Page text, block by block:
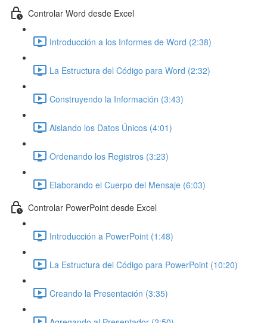
Controlar Word desde Excel
Introducción a los Informes de Word (2:38)
La Estructura del Código para Word (2:32)
Construyendo la Información (3:43)
Aislando los Datos Únicos (4:01)
Ordenando los Registros (3:23)
Elaborando el Cuerpo del Mensaje (6:03)
Controlar PowerPoint desde Excel
Introducción a PowerPoint (1:48)
La Estructura del Código para PowerPoint (10:20)
Creando la Presentación (3:35)